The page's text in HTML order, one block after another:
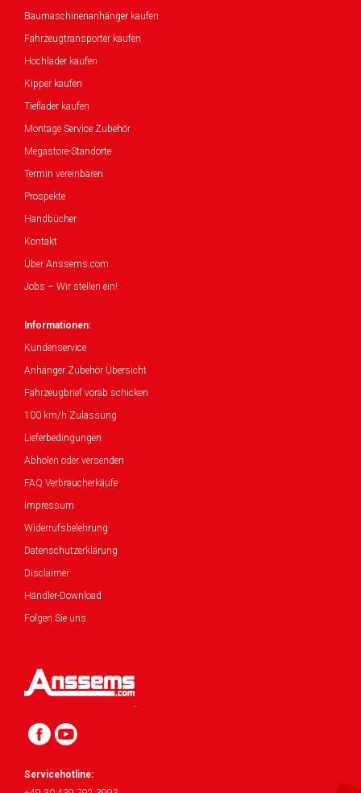
Baumaschinenanhänger kaufen
Fahrzeugtransporter kaufen
Hochlader kaufen
Kipper kaufen
Tieflader kaufen
Montage Service Zubehör
Megastore-Standorte
Termin vereinbaren
Prospekte
Handbücher
Kontakt
Über Anssems.com
Jobs – Wir stellen ein!
Informationen:
Kundenservice
Anhänger Zubehör Übersicht
Fahrzeugbrief vorab schicken
100 km/h Zulassung
Lieferbedingungen
Abholen oder versenden
FAQ Verbraucherkäufe
Impressum
Widerrufsbelehrung
Datenschutzerklärung
Disclaimer
Händler-Download
Folgen Sie uns
Servicehotline: